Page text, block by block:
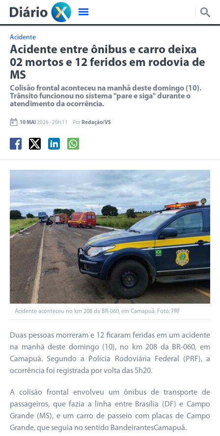
Acidente
Acidente entre ônibus e carro deixa
02 mortos e 12 feridos em rodovia de
MS
Colisão frontal aconteceu na manhã deste domingo (10).
Trânsito funcionou no sistema "pare e siga" durante o
atendimento da ocorrência.
10 MAI 2026 - 20h:11 Por Redação/VS
Acidente aconteceu no km 208 da BR-060, em Camapuã. Foto: PRF
Duas pessoas morreram e 12 ficaram feridas em um acidente
na manhã deste domingo (10), no km 208 da BR-060, em
Camapuã. Segundo a Polícia Rodoviária Federal (PRF), a
ocorrência foi registrada por volta das 5h20.
A colisão frontal envolveu um ônibus de transporte de
passageiros, que fazia a linha entre Brasília (DF) e Campo
Grande (MS), e um carro de passeio com placas de Campo
Grande, que seguia no sentido BandeirantesCamapuã.